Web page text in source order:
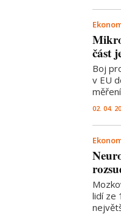
část
Boj
v EU
02. 04.
lidí ze